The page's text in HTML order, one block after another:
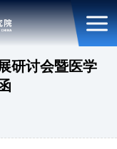
研讨会暨医学